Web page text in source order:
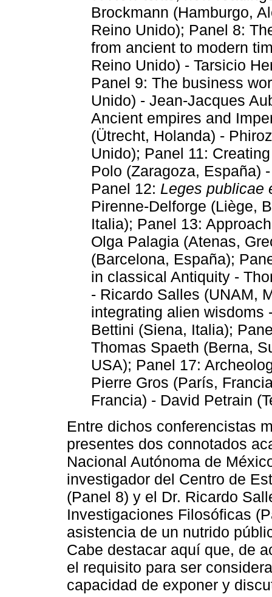
Brockmann (Hamburgo,
Reino Unido); Panel 8:
from ancient to modern
Reino Unido) - Tarsicio
Panel 9: The business
Unido) - Jean-Jacques
Ancient empires and
(Ütrecht, Holanda) -
Unido); Panel 11:
Polo (Zaragoza, España)
Panel 12: Leges publicae
Pirenne-Delforge (Liège,
Italia); Panel 13:
Olga Palagia (Atenas,
(Barcelona, España);
in classical Antiquity -
- Ricardo Salles (UNAM,
integrating alien wisdoms
Bettini (Siena, Italia);
Thomas Spaeth (Berna,
USA); Panel 17:
Pierre Gros (París,
Francia) - David Petrain
Entre dichos conferencistas
presentes dos connotados
Nacional Autónoma de
investigador del Centro de
(Panel 8) y el Dr. Ricardo
Investigaciones Filosóficas
asistencia de un nutrido
Cabe destacar aquí que, de
el requisito para ser
capacidad de exponer y